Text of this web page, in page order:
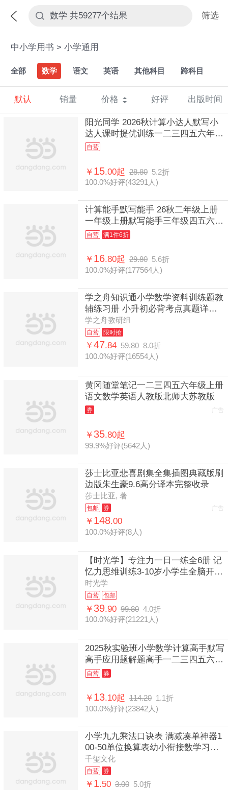
筛选
中小学用书 > 小学通用
全部 数学 语文 英语 其他科目 跨科目
默认 销量 价格 好评 出版时间
阳光同学 2026秋计算小达人默写小
达人课时提优训练一二三四五六年级
数学人教版123456年级上册数学计
自营
￥ 15.00起 28.80 5.2折
100.0%好评(43291人)
计算能手默写能手 26秋二年级上册
一年级上册默写能手三年级四五六数
学苏教版人教版北师青岛小学同步练
自营 满1件6折
￥ 16.80起 29.80 5.6折
100.0%好评(177564人)
学之舟知识通小学数学资料训练题教
辅练习册 小升初必背考点真题详解
工具书 阅读理解真题训练课外阅读
答案详解视频教学课件全国
学之舟教研组
自营 限时抢
￥ 47.84 59.80 8.0折
100.0%好评(16554人)
黄冈随堂笔记一二三四五六年级上册
语文数学英语人教版北师大苏教版
券 广告
￥ 35.80起
99.9%好评(5642人)
莎士比亚悲喜剧集全集插图典藏版刷
边版朱生豪9.6高分译本完整收录
莎士比亚, 著
包邮 券 广告
￥ 148.00
100.0%好评(8人)
【时光学】专注力一日一练全6册 记
忆力思维训练3-10岁小学生全脑开发
大脑智力开发训练数学逻辑扫码音频
时光学
自营 包邮
￥ 39.90 99.80 4.0折
100.0%好评(21221人)
2025秋实验班小学数学计算高手默写
高手应用题解题高手一二三四五六年
级下册上册人教江苏苏教版天天练大
自营 券
￥ 13.10起 114.20 1.1折
100.0%好评(23842人)
小学九九乘法口诀表 满减凑单神器1
00-50单位换算表幼小衔接数学习手
卡片二年级同步训练当当自营图书
千玺文化
自营 券
￥ 1.50 3.00 5.0折